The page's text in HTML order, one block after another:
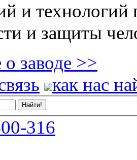
и
и защиты
заводе >>
как нас
316